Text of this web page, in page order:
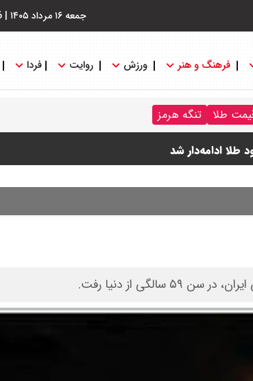
جمعه ۱۶ مرداد ۱۴۰۵ |
فرهنگ و هنر ورزش روایت فردا
طلا تنگه هرمز
از دنیا رفت.